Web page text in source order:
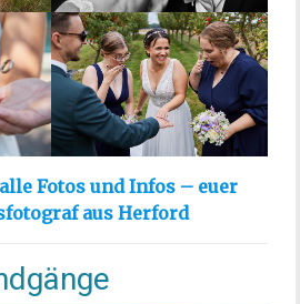
Fotos und Infos – euer
aus Herford